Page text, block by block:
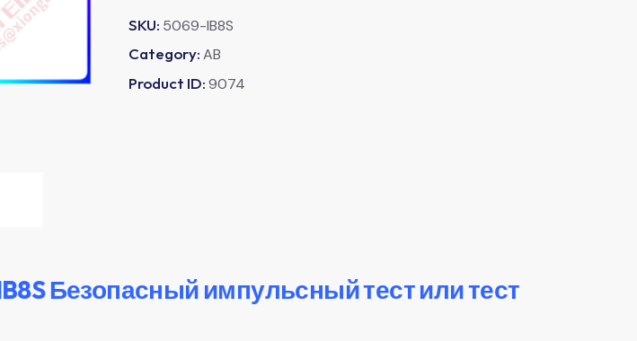
SKU: 5069-IB8S
Category:AB
Product ID:9074
Безопасный импульсный тест или тест